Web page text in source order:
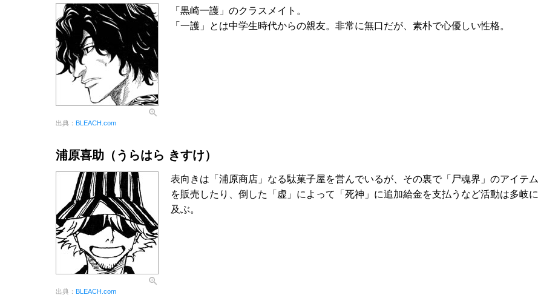
出典： BLEACH.com
「黒崎一護」のクラスメイト。
「一護」とは中学生時代からの親友。非常に無口だが、素朴で心優しい性格。
浦原喜助（うらはら きすけ）
出典： BLEACH.com
表向きは「浦原商店」なる駄菓子屋を営んでいるが、その裏で「尸魂界」のアイテム
を販売したり、倒した「虚」によって「死神」に追加給金を支払うなど活動は多岐に
及ぶ。